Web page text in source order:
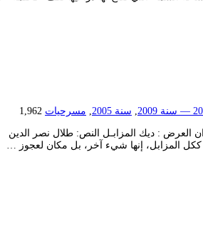
سنة 2005 مسرحيات 1,962
: أفريل 2005 عنوان العرض : ديك المزابـل
المزابل، إنها شيء آخر، بل مكان لعجوز …